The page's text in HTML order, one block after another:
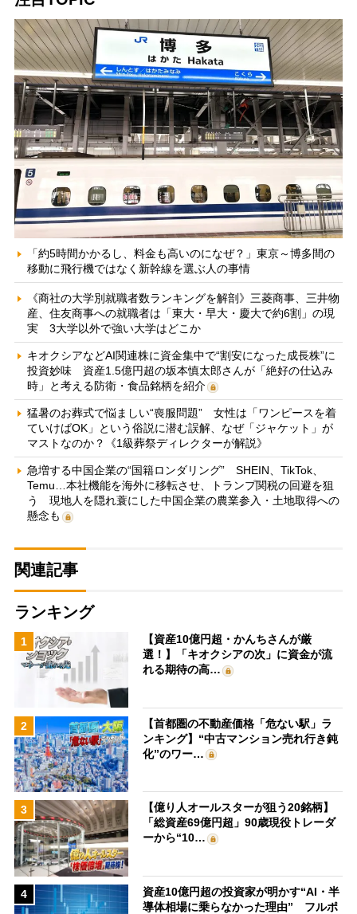
「約5時間かかるし、料金も高いのになぜ？」東京～博多間の
移動に飛行機ではなく新幹線を選ぶ人の事情
《商社の大学別就職者数ランキングを解剖》三菱商事、三井物
産、住友商事への就職者は「東大・早大・慶大で約6割」の現
実 3大学以外で強い大学はどこか
キオクシアなどAI関連株に資金集中で“割安になった成長株”に
投資妙味 資産1.5億円超の坂本慎太郎さんが「絶好の仕込み
時」と考える防衛・食品銘柄を紹介
猛暑のお葬式で悩ましい“喪服問題” 女性は「ワンピースを着
ていけばOK」という俗説に潜む誤解、なぜ「ジャケット」が
マストなのか？《1級葬祭ディレクターが解説》
急増する中国企業の“国籍ロンダリング” SHEIN、TikTok、
Temu…本社機能を海外に移転させ、トランプ関税の回避を狙
う 現地人を隠れ蓑にした中国企業の農業参入・土地取得への
懸念も
関連記事
ランキング
1
【資産10億円超・かんちさんが厳
選！】「キオクシアの次」に資金が流
れる期待の高…
2
【首都圏の不動産価格「危ない駅」ラ
ンキング】“中古マンション売れ行き鈍
化”のワー…
3
【億り人オールスターが狙う20銘柄】
「総資産69億円超」90歳現役トレーダ
ーから“10…
4
資産10億円超の投資家が明かす“AI・半
導体相場に乗らなかった理由” フルポ